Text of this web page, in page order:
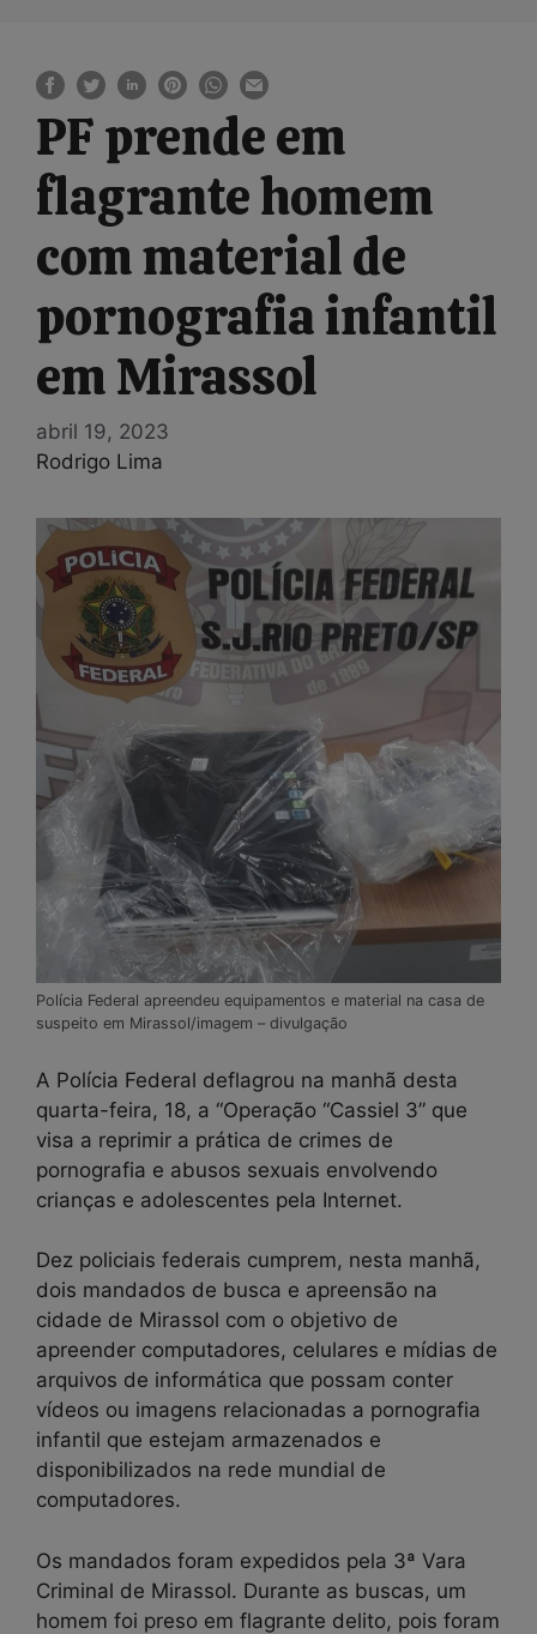
PF prende em
flagrante homem
com material de
pornografia infantil
em Mirassol
abril 19, 2023
Rodrigo Lima
Polícia Federal apreendeu equipamentos e material na casa de
suspeito em Mirassol/imagem – divulgação
A Polícia Federal deflagrou na manhã desta
quarta-feira, 18, a “Operação “Cassiel 3” que
visa a reprimir a prática de crimes de
pornografia e abusos sexuais envolvendo
crianças e adolescentes pela Internet.
Dez policiais federais cumprem, nesta manhã,
dois mandados de busca e apreensão na
cidade de Mirassol com o objetivo de
apreender computadores, celulares e mídias de
arquivos de informática que possam conter
vídeos ou imagens relacionadas a pornografia
infantil que estejam armazenados e
disponibilizados na rede mundial de
computadores.
Os mandados foram expedidos pela 3ª Vara
Criminal de Mirassol. Durante as buscas, um
homem foi preso em flagrante delito, pois foram